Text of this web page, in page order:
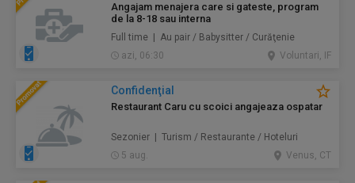
Angajam menajera care si gateste, program
de la 8-18 sau interna
Full time | Au pair / Babysitter / Curăţenie
azi, 06:30
Voluntari, IF
Confidenţial
Restaurant Caru cu scoici angajeaza ospatar
Sezonier | Turism / Restaurante / Hoteluri
5 aug.
Venus, CT